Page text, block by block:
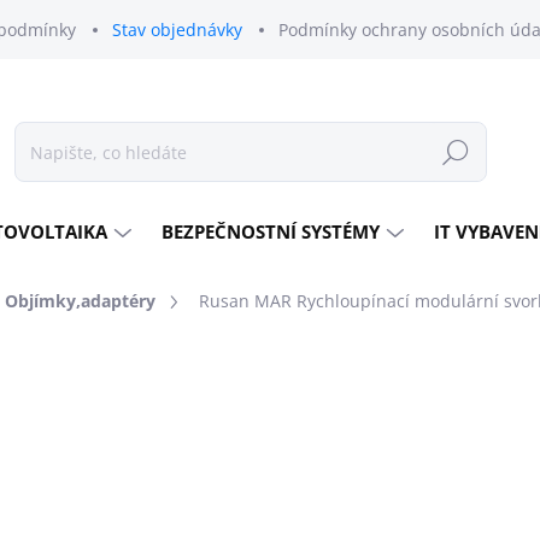
Stav objednávky Podmínky ochrany osobních
Hledat
BEZPEČNOSTNÍ SYSTÉMY IT
Objímky,adaptéry Rusan MAR Rychloupínací modulární